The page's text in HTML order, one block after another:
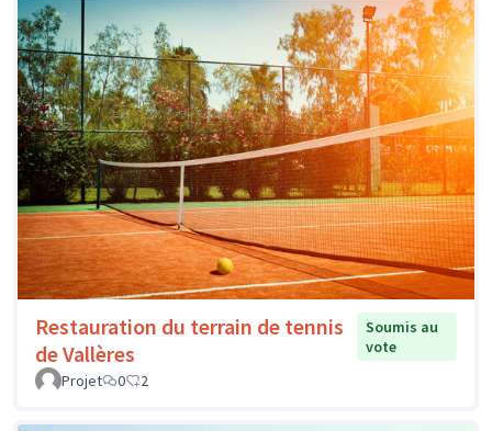
Restauration du terrain de tennis
de Vallères
Soumis au
vote
Projet
0 2